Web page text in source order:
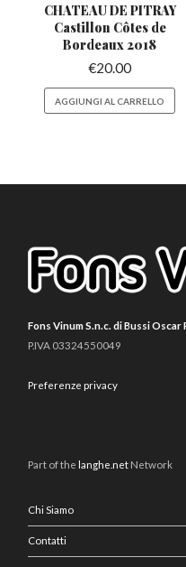
CHATEAU DE PITRAY
Castillon Côtes de
Bordeaux 2018
€20.00
AGGIUNGI AL CARRELLO
Fons Vinum S.n.c. di Bussi Oscar
P.IVA 03324550049
Preferenze privacy
Part of the langhe.net Network
Chi Siamo
Contatti